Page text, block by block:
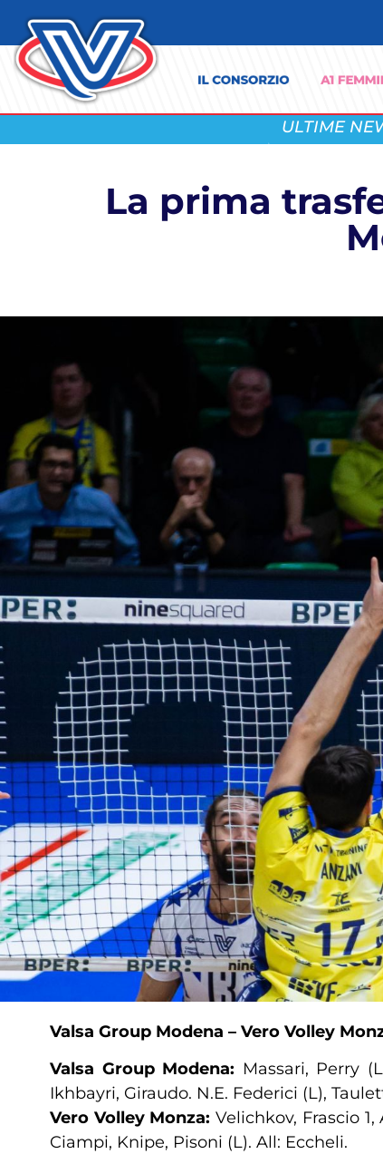
ULTIME
La prima
Valsa Group Modena – Vero Volley
Valsa Group Modena: Massari, Perry
Ikhbayri, Giraudo. N.E. Federici (L),
Vero Volley Monza:Velichkov, Frascio
Ciampi, Knipe, Pisoni (L). All: Eccheli.